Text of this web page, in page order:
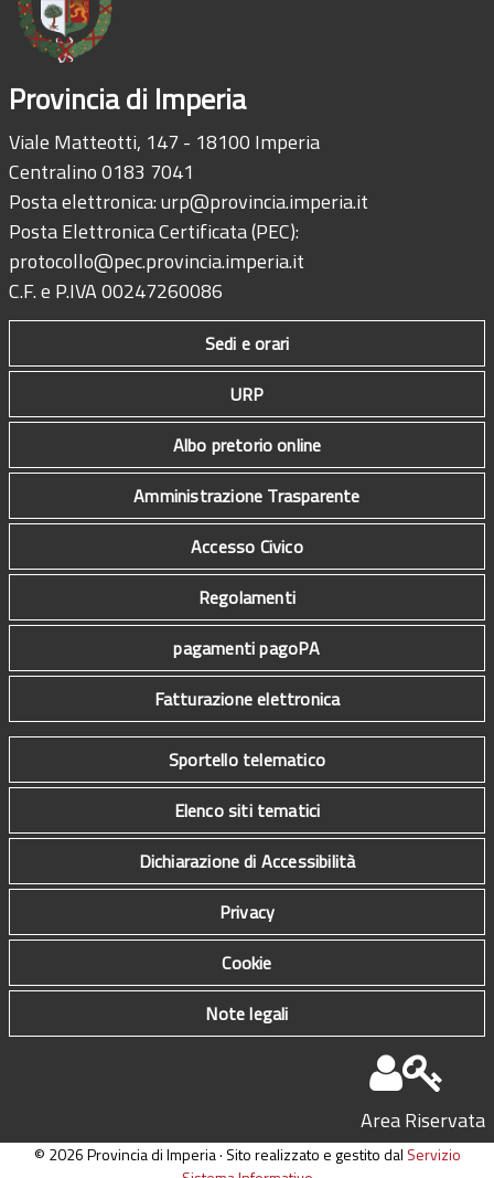
Provincia di Imperia
Viale Matteotti, 147 - 18100 Imperia
Centralino 0183 7041
Posta elettronica:urp@provincia.imperia.it
Posta Elettronica Certificata (PEC):
protocollo@pec.provincia.imperia.it
C.F. e P.IVA 00247260086
Sedi e orari
URP
Albo pretorio online
Amministrazione Trasparente
Accesso Civico
Regolamenti
pagamenti pagoPA
Fatturazione elettronica
Sportello telematico
Elenco siti tematici
Dichiarazione di Accessibilità
Privacy
Cookie
Note legali
Area Riservata
© 2026 Provincia di Imperia · Sito realizzato e gestito dal Servizio